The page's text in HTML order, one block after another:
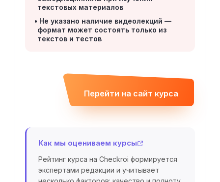
текстовых материалов
Не указано наличие видеолекций —
формат может состоять только из
текстов и тестов
Перейти на сайт курса
Как мы оцениваем курсы
Рейтинг курса на Checkroi формируется
экспертами редакции и учитывает